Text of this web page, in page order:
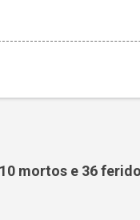
mortos e 36